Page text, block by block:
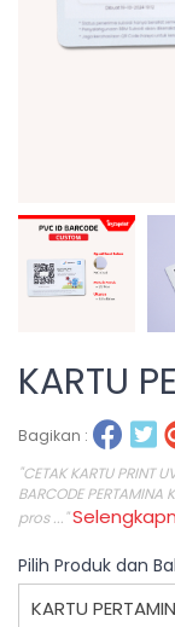
KARTU
Bagikan :
"CETAK KARTU PRINT
BARCODE
pros ..."
Pilih Produk dan
KARTU